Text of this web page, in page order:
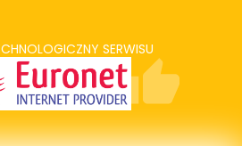
SERWISU